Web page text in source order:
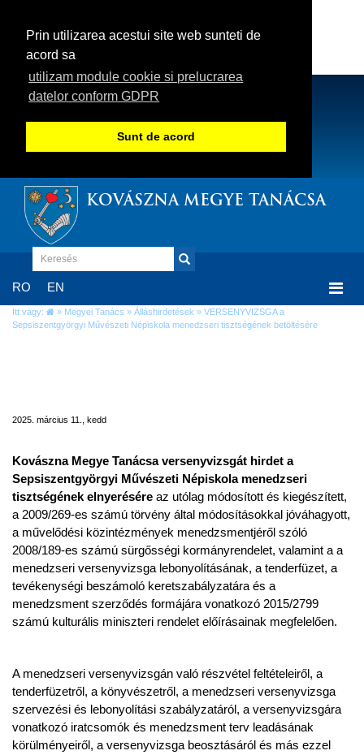
Prin utilizarea acestui site web sunteti de
acord sa
utilizam module cookie si prelucrarea
datelor conform GDPR
Sunt de acord
KOVÁSZNA MEGYE TANÁCSA
RO EN
Itt vagy: » Megyei Tanács » Álláshirdetések » VERSENYVIZSGA a
Sepsiszentgyörgyi Művészeti Népiskola menedzseri tisztségének betöltésére
2025. március 11., kedd
Kovászna Megye Tanácsa versenyvizsgát hirdet a
Sepsiszentgyörgyi Művészeti Népiskola menedzseri
tisztségének elnyerésére az utólag módosított és kiegészített,
a 2009/269-es számú törvény által módosításokkal jóváhagyott,
a művelődési közintézmények menedzsmentjéről szóló
2008/189-es számú sürgősségi kormányrendelet, valamint a a
menedzseri versenyvizsga lebonyolításának, a tenderfüzet, a
tevékenységi beszámoló keretszabályzatára és a
menedzsment szerződés formájára vonatkozó 2015/2799
számú kulturális miniszteri rendelet előírásainak megfelelően.
A menedzseri versenyvizsgán való részvétel feltételeiről, a
tenderfüzetről, a könyvészetről, a menedzseri versenyvizsga
szervezési és lebonyolítási szabályzatáról, a versenyvizsgára
vonatkozó iratcsomók és menedzsment terv leadásának
körülményeiről, a versenyvizsga beosztásáról és más ezzel